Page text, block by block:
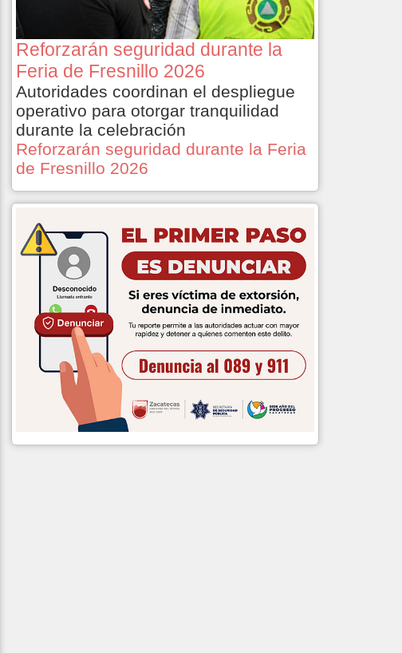
Reforzarán seguridad durante la
Feria de Fresnillo 2026
Autoridades coordinan el despliegue
operativo para otorgar tranquilidad
durante la celebración
Reforzarán seguridad durante la Feria
de Fresnillo 2026